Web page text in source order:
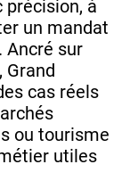
précision, à
un mandat
Ancré sur
Grand
cas réels
ou tourisme
utiles